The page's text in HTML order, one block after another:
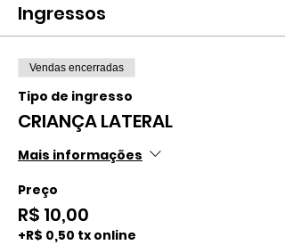
Ingressos
Vendas encerradas
Tipo de ingresso
CRIANÇA LATERAL
Mais informações
Preço
R$ 10,00
+R$ 0,50 tx online